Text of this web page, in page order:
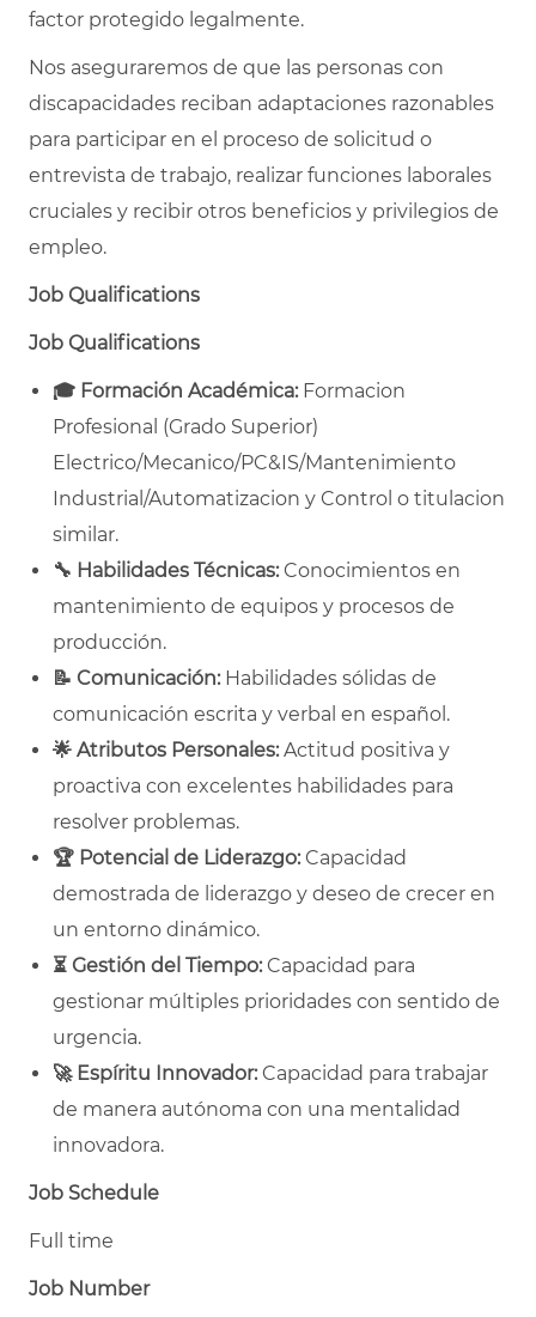
factor protegido legalmente.
Nos aseguraremos de que las personas con
discapacidades reciban adaptaciones razonables
para participar en el proceso de solicitud o
entrevista de trabajo, realizar funciones laborales
cruciales y recibir otros beneficios y privilegios de
empleo.
Job Qualifications
Job Qualifications
🎓 Formación Académica:Formacion
Profesional (Grado Superior)
Electrico/Mecanico/PC&IS/Mantenimiento
Industrial/Automatizacion y Control o titulacion
similar.
🔧 Habilidades Técnicas:Conocimientos en
mantenimiento de equipos y procesos de
producción.
📝 Comunicación:Habilidades sólidas de
comunicación escrita y verbal en español.
🌟 Atributos Personales:Actitud positiva y
proactiva con excelentes habilidades para
resolver problemas.
🏆 Potencial de Liderazgo:Capacidad
demostrada de liderazgo y deseo de crecer en
un entorno dinámico.
⏳ Gestión del Tiempo:Capacidad para
gestionar múltiples prioridades con sentido de
urgencia.
🚀 Espíritu Innovador:Capacidad para trabajar
de manera autónoma con una mentalidad
innovadora.
Job Schedule
Full time
Job Number